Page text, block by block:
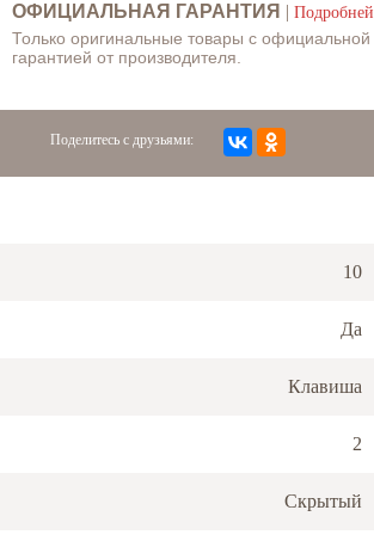
ОФИЦИАЛЬНАЯ ГАРАНТИЯ | Подробней
Только оригинальные товары с официальной
гарантией от производителя.
Поделитесь с друзьями:
10
Да
Клавиша
2
Скрытый